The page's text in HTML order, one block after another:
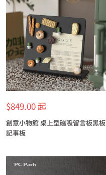
特
價
$849.00 起
創意小物館 桌上型磁吸留言板黑板
記事板